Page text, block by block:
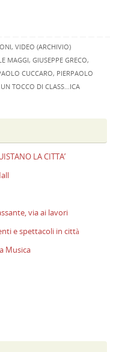
, VIDEO (ARCHIVIO)
MAGGI, GIUSEPPE GRECO,
CUCCARO, PIERPAOLO
UN TOCCO DI CLASS...ICA
LA CITTA’
via ai lavori
e spettacoli in città
Musica